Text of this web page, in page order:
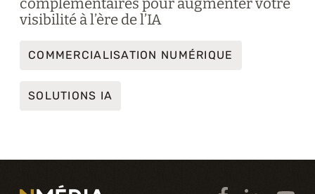
complémentaires pour augmenter votre
visibilité à l’ère de l’IA
COMMERCIALISATION NUMÉRIQUE
SOLUTIONS IA